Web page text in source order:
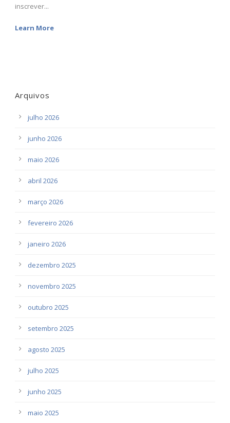
inscrever...
Learn More
Arquivos
julho 2026
junho 2026
maio 2026
abril 2026
março 2026
fevereiro 2026
janeiro 2026
dezembro 2025
novembro 2025
outubro 2025
setembro 2025
agosto 2025
julho 2025
junho 2025
maio 2025